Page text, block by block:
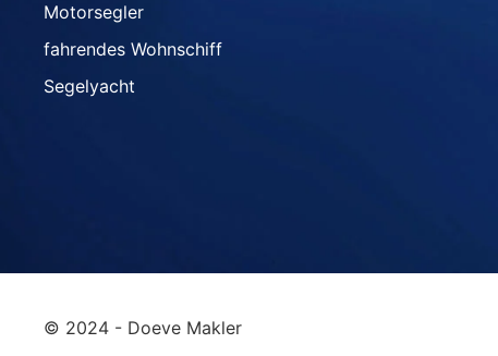
Motorsegler
fahrendes Wohnschiff
Segelyacht
© 2024 - Doeve Makler